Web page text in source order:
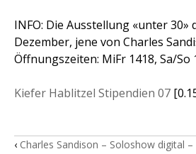
INFO: Die Ausstellung «unter 30»
Dezember, jene von Charles
Öffnungszeiten: MiFr 1418, Sa/So
Kiefer Hablitzel Stipendien 07
‹ Charles Sandison – Soloshow digital